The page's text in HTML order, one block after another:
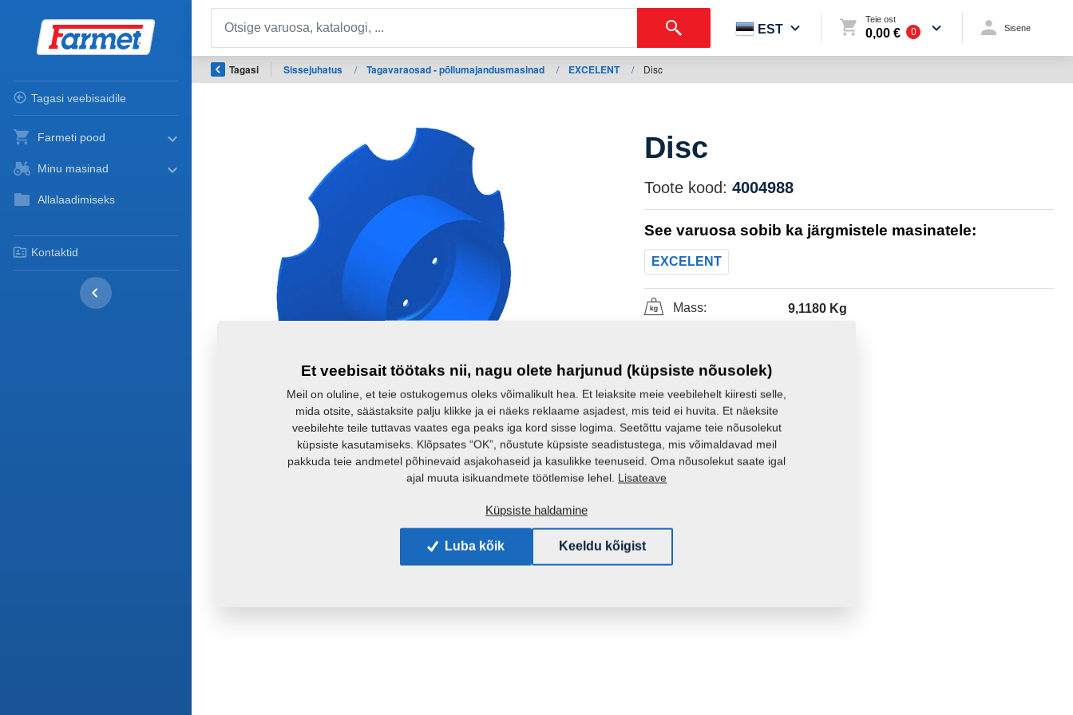
Tagasi veebisaidile
Farmeti pood
Minu masinad
Allalaadimiseks
Kontaktid
EST
Teie ost
0,00 € 0 Sisene
Tagasi Sissejuhatus / Tagavaraosad - põllumajandusmasinad / EXCELENT / Disc
Disc
Toote kood: 4004988
See varuosa sobib ka järgmistele masinatele:
EXCELENT
Mass: 9,1180 Kg
Et veebisait töötaks nii, nagu olete harjunud (küpsiste nõusolek)
Meil on oluline, et teie ostukogemus oleks võimalikult hea. Et leiaksite meie veebilehelt kiiresti selle,
mida otsite, säästaksite palju klikke ja ei näeks reklaame asjadest, mis teid ei huvita. Et näeksite
veebilehte teile tuttavas vaates ega peaks iga kord sisse logima. Seetõttu vajame teie nõusolekut
küpsiste kasutamiseks. Klõpsates “OK”, nõustute küpsiste seadistustega, mis võimaldavad meil
pakkuda teie andmetel põhinevaid asjakohaseid ja kasulikke teenuseid. Oma nõusolekut saate igal
ajal muuta isikuandmete töötlemise lehel. Lisateave
Küpsiste haldamine
Luba kõik Keeldu kõigist